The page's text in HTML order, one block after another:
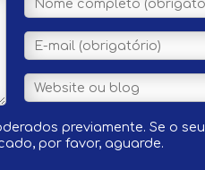
previamente. Se o seu
por favor, aguarde.